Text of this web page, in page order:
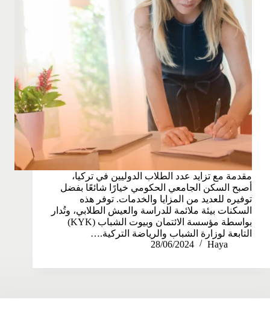
مقدمة مع تزايد عدد الطلاب الدوليين في تركيا،
أصبح السكن الجامعي الحكومي خيارًا شائعًا بفضل
توفيره للعديد من المزايا والخدمات. توفر هذه
السكنات بيئة ملائمة للدراسة والعيش الطلابي، وتُدار
بواسطة مؤسسة الائتمان وبيوت الشباب (KYK)
التابعة لوزارة الشباب والرياضة التركية.…
Haya
28/06/2024